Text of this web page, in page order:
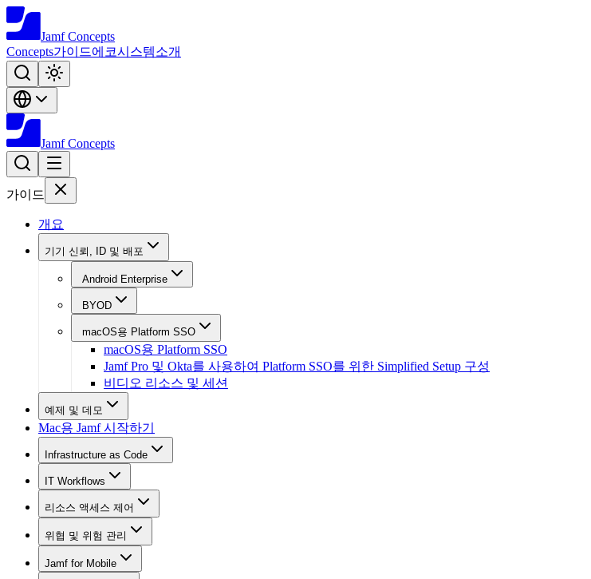
Jamf Concepts
Concepts가이드에코시스템소개
Jamf Concepts
가이드
개요
기기 신뢰, ID 및 배포
Android Enterprise
BYOD
macOS용 Platform SSO
macOS용 Platform SSO
Jamf Pro 및 Okta를 사용하여 Platform SSO를 위한 Simplified Setup 구성
비디오 리소스 및 세션
예제 및 데모
Mac용 Jamf 시작하기
Infrastructure as Code
IT Workflows
리소스 액세스 제어
위협 및 위험 관리
Jamf for Mobile